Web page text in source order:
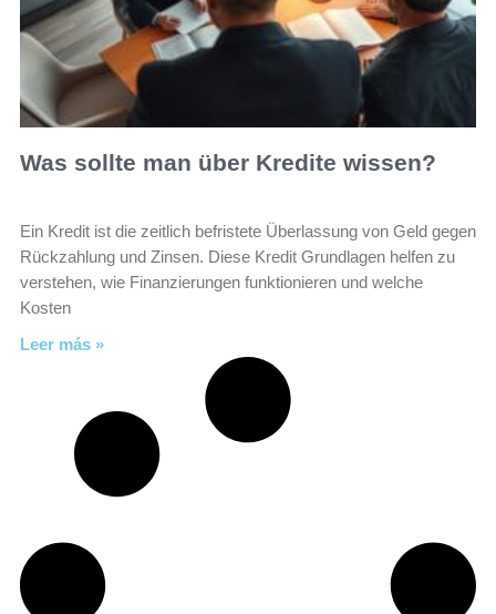
Was sollte man über Kredite wissen?
Ein Kredit ist die zeitlich befristete Überlassung von Geld gegen
Rückzahlung und Zinsen. Diese Kredit Grundlagen helfen zu
verstehen, wie Finanzierungen funktionieren und welche
Kosten
Leer más »